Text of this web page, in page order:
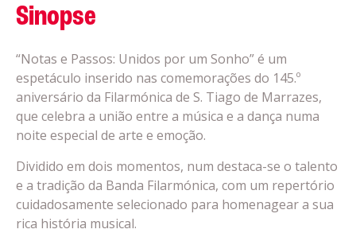
Sinopse
“Notas e Passos: Unidos por um Sonho” é um
espetáculo inserido nas comemorações do 145.º
aniversário da Filarmónica de S. Tiago de Marrazes,
que celebra a união entre a música e a dança numa
noite especial de arte e emoção.
Dividido em dois momentos, num destaca-se o talento
e a tradição da Banda Filarmónica, com um repertório
cuidadosamente selecionado para homenagear a sua
rica história musical.